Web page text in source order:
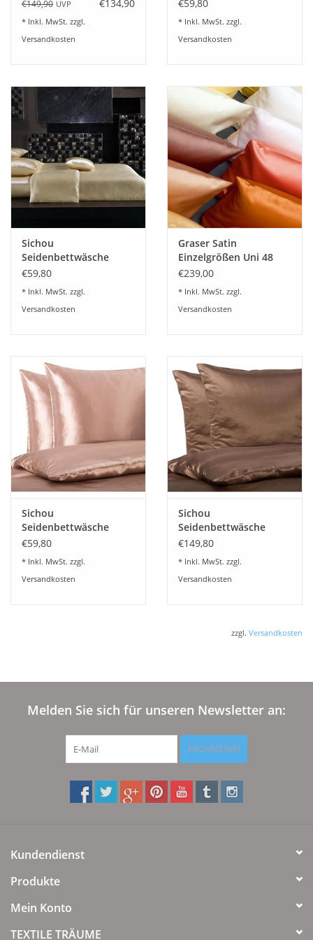
Eigenschaften aufwies. Sie hat von Beginn an in der
traditionellen und bis heute auch in der modernen Medizin
einen hohen therapeutischen Stellenwert.
Farbe: seidenweiß
€149,90 UVP €134,90
* Inkl. MwSt. zzgl.
Versandkosten
Maulbeerseide
€59,80
* Inkl. MwSt. zzgl.
Versandkosten
Sichou
Seidenbettwäsche
Satin gold-champagner
Maulbeerseide
€59,80
* Inkl. MwSt. zzgl.
Versandkosten
Graser Satin
Einzelgrößen Uni 48
Farben lieferbar
€239,00
* Inkl. MwSt. zzgl.
Versandkosten
Sichou
Seidenbettwäsche
Satin blassbraun Uni
Maulbeerseide
€59,80
* Inkl. MwSt. zzgl.
Versandkosten
Sichou
Seidenbettwäsche
Satin nußbraun Uni
Maulbeerseide
€149,80
* Inkl. MwSt. zzgl.
Versandkosten
zzgl. Versandkosten
Melden Sie sich für unseren Newsletter an:
ABONNIEREN
Kundendienst
Produkte
Mein Konto
TEXTILE TRÄUME